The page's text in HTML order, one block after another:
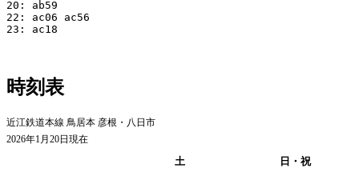
20: ab59
22: ac06 ac56
23: ac18
時刻表
近江鉄道本線 鳥居本 彦根・八日市
2026年1月20日現在
土 日・祝